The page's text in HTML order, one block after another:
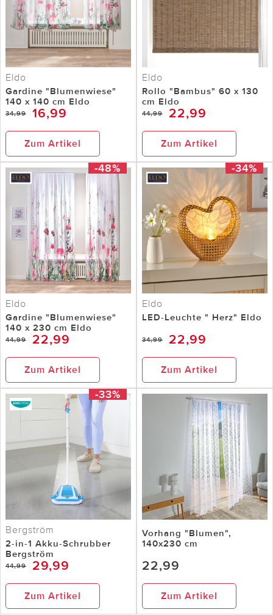
Eldo
Gardine "Blumenwiese"
140 x 140 cm Eldo
34,99 16,99
Zum Artikel
Eldo
Rollo "Bambus" 60 x 130
cm Eldo
44,99 22,99
Zum Artikel
-48%
Eldo
Gardine "Blumenwiese"
140 x 230 cm Eldo
44,99 22,99
Zum Artikel
-34%
Eldo
LED-Leuchte " Herz" Eldo
34,99 22,99
Zum Artikel
-33%
Bergström
2-in-1 Akku-Schrubber
Bergström
44,99 29,99
Zum Artikel
Vorhang "Blumen",
140x230 cm
22,99
Zum Artikel